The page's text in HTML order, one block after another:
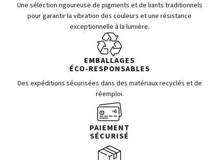
Une sélection rigoureuse de pigments et de liants traditionnels
pour garantir la vibration des couleurs et une résistance
exceptionnelle à la lumière.
EMBALLAGES
ÉCO-RESPONSABLES
Des expéditions sécurisées dans des matériaux recyclés et de
réemploi.
PAIEMENT
SÉCURISÉ